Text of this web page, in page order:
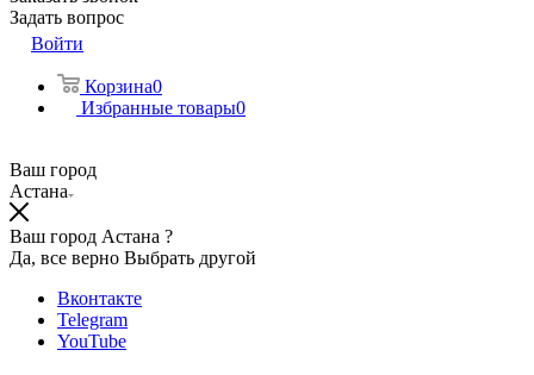
Задать вопрос
Войти
Корзина0
Избранные товары0
Ваш город
Астана
Ваш город Астана ?
Да, все верно Выбрать другой
Вконтакте
Telegram
YouTube